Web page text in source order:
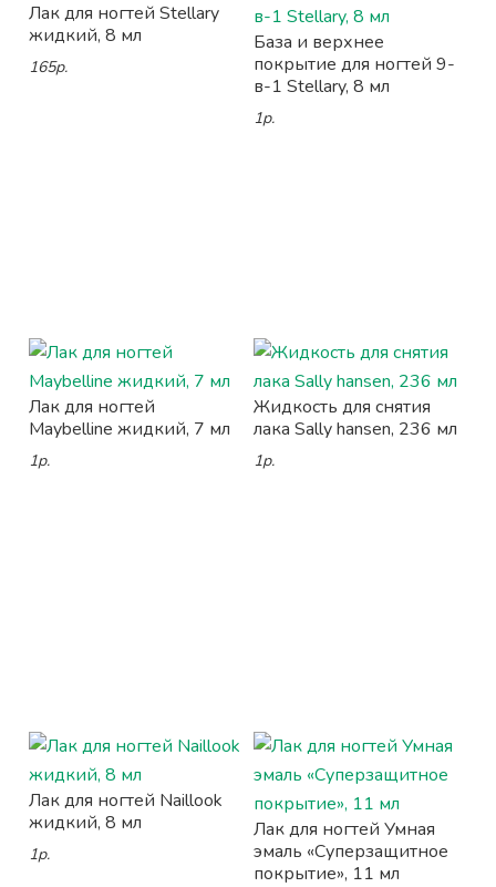
Лак для ногтей Stellary
жидкий, 8 мл
165р.
База и верхнее
покрытие для ногтей 9-
в-1 Stellary, 8 мл
1р.
Лак для ногтей
Maybelline жидкий, 7 мл
1р.
Жидкость для снятия
лака Sally hansen, 236 мл
1р.
Лак для ногтей Naillook
жидкий, 8 мл
1р.
Лак для ногтей Умная
эмаль «Суперзащитное
покрытие», 11 мл